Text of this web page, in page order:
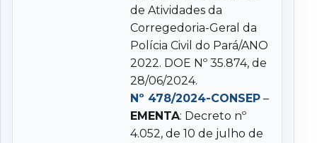
de Atividades da
Corregedoria-Geral da
Polícia Civil do Pará/ANO
2022. DOE Nº 35.874, de
28/06/2024.
Nº 478/2024-CONSEP –
EMENTA: Decreto nº
4.052, de 10 de julho de